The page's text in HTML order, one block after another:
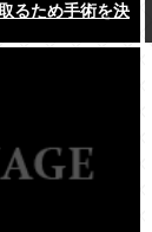
るため手術を決